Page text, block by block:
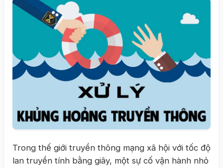
Trong thế giới truyền thông mạng xã hội với tốc độ
lan truyền tính bằng giây, một sự cố vận hành nhỏ